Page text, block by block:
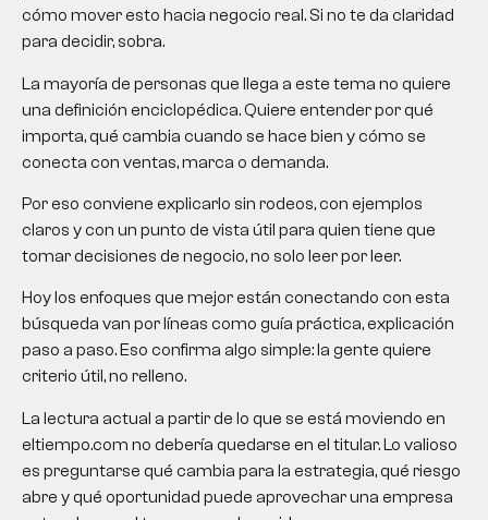
cómo mover esto hacia negocio real. Si no te da claridad
para decidir, sobra.
La mayoría de personas que llega a este tema no quiere
una definición enciclopédica. Quiere entender por qué
importa, qué cambia cuando se hace bien y cómo se
conecta con ventas, marca o demanda.
Por eso conviene explicarlo sin rodeos, con ejemplos
claros y con un punto de vista útil para quien tiene que
tomar decisiones de negocio, no solo leer por leer.
Hoy los enfoques que mejor están conectando con esta
búsqueda van por líneas como guía práctica, explicación
paso a paso. Eso confirma algo simple: la gente quiere
criterio útil, no relleno.
La lectura actual a partir de lo que se está moviendo en
eltiempo.com no debería quedarse en el titular. Lo valioso
es preguntarse qué cambia para la estrategia, qué riesgo
abre y qué oportunidad puede aprovechar una empresa